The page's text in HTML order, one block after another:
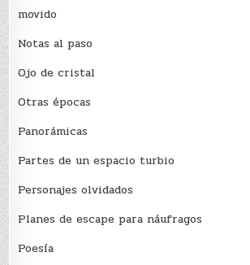
movido
Notas al paso
Ojo de cristal
Otras épocas
Panorámicas
Partes de un espacio turbio
Personajes olvidados
Planes de escape para náufragos
Poesía